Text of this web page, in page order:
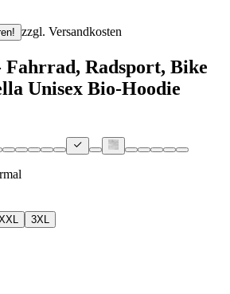
zzgl. Versandkosten
Fahrrad, Radsport, Bike
Unisex Bio-Hoodie
3XL